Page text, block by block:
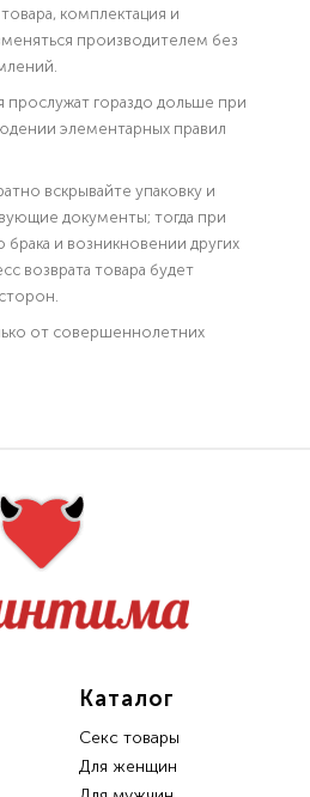
комплектация и
производителем без
гораздо дольше при
элементарных правил
вскрывайте упаковку и
документы; тогда при
брака и возникновении других
возврата товара будет
от совершеннолетних
Каталог
Секс товары
Для женщин